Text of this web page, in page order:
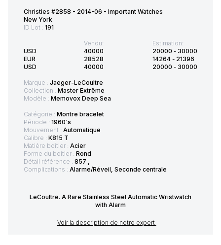
Christies #2858 - 2014-06 - Important Watches
New York
ID Lot : 191
USD
EUR
USD
Vendu:
40000
28528
40000
Estimation:
20000 - 30000
14264 - 21396
20000 - 30000
Marque : Jaeger-LeCoultre
Collection : Master Extrême
Modèle : Memovox Deep Sea
Catégorie : Montre bracelet
Période : 1960's
Mouvement : Automatique
Calibre : K815 T
Matière boîtier : Acier
Forme du boitier : Rond
Détail référence : 857 ,
Complications : Alarme/Réveil, Seconde centrale
LeCoultre. A Rare Stainless Steel Automatic Wristwatch
with Alarm
Voir la description de notre expert